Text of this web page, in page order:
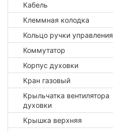
Кабель
Клеммная колодка
Кольцо ручки управления
Коммутатор
Корпус духовки
Кран газовый
Крыльчатка вентилятора
духовки
Крышка верхняя